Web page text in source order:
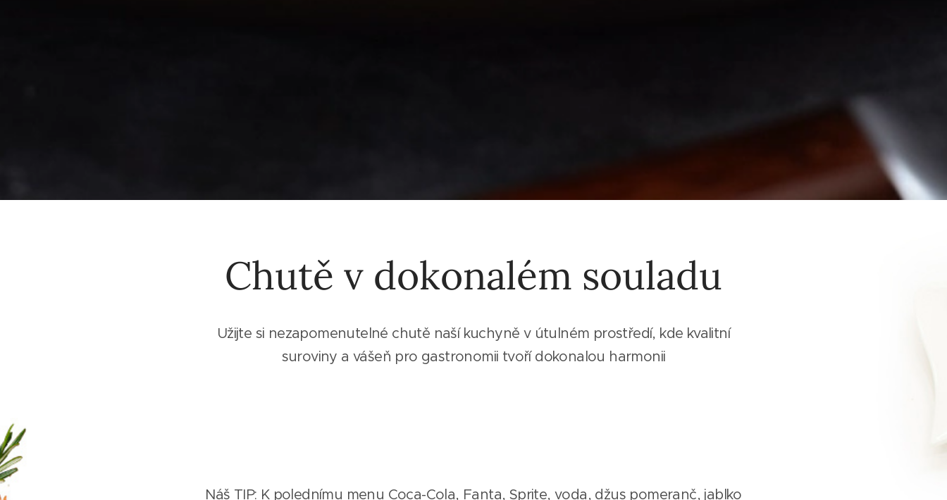
Chutě v dokonalém souladu
Užijte si nezapomenutelné chutě naší kuchyně v útulném prostředí, kde kvalitní
suroviny a vášeň pro gastronomii tvoří dokonalou harmonii
Náš TIP: K polednímu menu Coca-Cola, Fanta, Sprite, voda, džus pomeranč, jablko